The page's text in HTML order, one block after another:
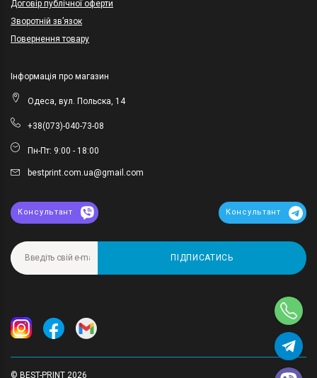
Договір публічної оферти
Зворотній зв’язок
Повернення товару
Інформація про магазин
Одеса, вул. Польска, 14
+38(073)-040-73-08
Пн-Пт: 9:00 - 18:00
bestprint.com.ua@gmail.com
Консультант Консультант
ПІДПИСАТИСЬ
© BEST-PRINT 2026